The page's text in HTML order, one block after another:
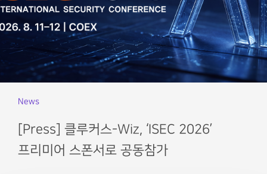
News
[Press] 클루커스-Wiz, ‘ISEC 2026’
프리미어 스폰서로 공동참가